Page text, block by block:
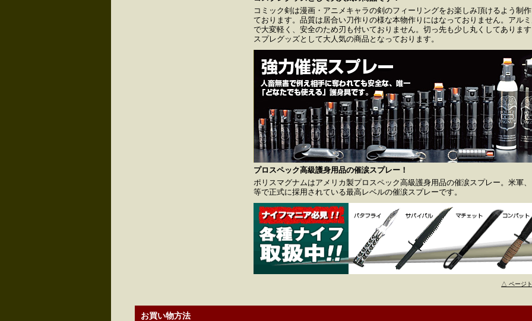
コミック剣は漫画・アニメキャラの剣のフィーリングをお楽しみ頂けるよう制
ております。品質は居合い刀作りの様な本物作りにはなっておりません。アル
で大変軽く、安全のため刃も付いておりません。切っ先も少し丸くしてありま
スプレグッズとして大人気の商品となっております。
プロスペック高級護身用品の催涙スプレー！
ポリスマグナムはアメリカ製プロスペック高級護身用品の催涙スプレー。米軍
等で正式に採用されている最高レベルの催涙スプレーです。
△ ページ
お買い物方法